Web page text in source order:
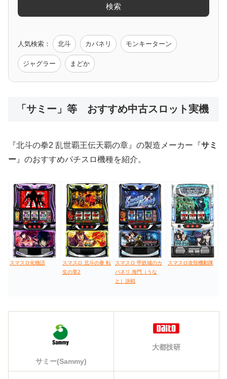
モンハン バイオ ペルソナ
検索
人気検索： 北斗 カバネリ モンキーターン
ジャグラー まどか
「サミー」等 おすすめ中古スロット実機
『北斗の拳2 乱世覇王伝天覇の章』の製造メーカー『サミ
ー 』のおすすめパチスロ機種を紹介。
スマスロ化物語
スマスロ 北斗の拳 転
生の章2
スマスロ 甲鉄城のカ
バネリ 海門（うな
と）決戦
スマスロ攻殻機動隊
サミー(Sammy)
大都技研